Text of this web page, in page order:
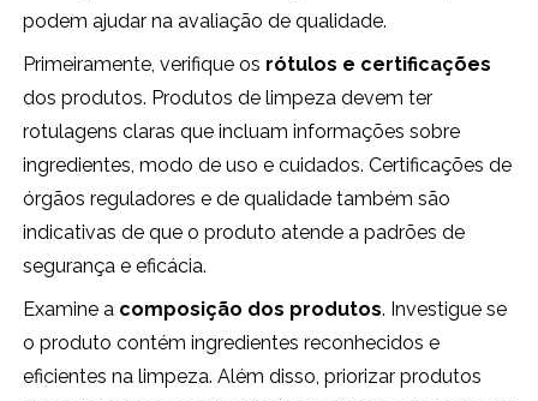
podem ajudar na avaliação de qualidade.
Primeiramente, verifique os rótulos e certificações
dos produtos. Produtos de limpeza devem ter
rotulagens claras que incluam informações sobre
ingredientes, modo de uso e cuidados. Certificações de
órgãos reguladores e de qualidade também são
indicativas de que o produto atende a padrões de
segurança e eficácia.
Examine a composição dos produtos. Investigue se
o produto contém ingredientes reconhecidos e
eficientes na limpeza. Além disso, priorizar produtos